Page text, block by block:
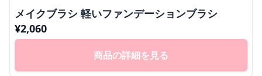
メイクブラシ 軽いファンデーションブラシ
¥2,060
商品の詳細を見る